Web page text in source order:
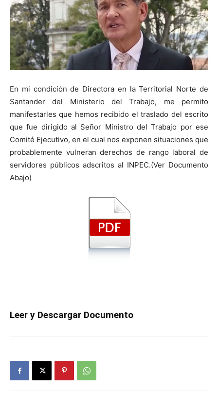
En mi condición de Directora en la Territorial Norte de
Santander del Ministerio del Trabajo, me permito
manifestarles que hemos recibido el traslado del escrito
que fue dirigido al Señor Ministro del Trabajo por ese
Comité Ejecutivo, en el cual nos exponen situaciones que
probablemente vulneran derechos de rango laboral de
servidores públicos adscritos al INPEC.(Ver Documento
Abajo)
Leer y Descargar Documento